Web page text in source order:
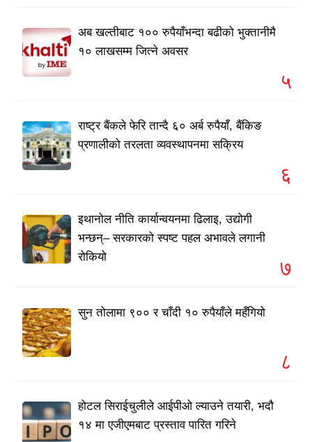
अब खल्तीबाट १०० रुपैयाँभन्दा बढीको भुक्तानीमै
१० लाखसम्म जित्ने अवसर
५
राष्ट्र बैंकले फेरि तान्दै ६० अर्ब रुपैयाँ, बैंकिङ
प्रणालीको तरलता व्यवस्थापनमा सक्रिय
६
इथानोल नीति कार्यान्वयनमा ढिलाइ, उद्योगी
भन्छन्– सरकारको स्पष्ट पहल अभावले लगानी
रोकियो
७
सुन तोलामा ९०० र चाँदी १० रुपैयाँले महँगियो
८
होटल सिराईचुलीले आईपीओ ल्याउने तयारी, भदौ
१४ मा एजीएमबाट प्रस्ताव पारित गरिने